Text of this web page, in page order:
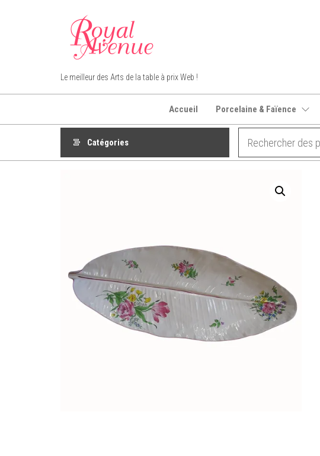
Royal Avenue
Le meilleur des Arts de la table à prix Web !
Accueil Porcelaine & Faïence
Catégories